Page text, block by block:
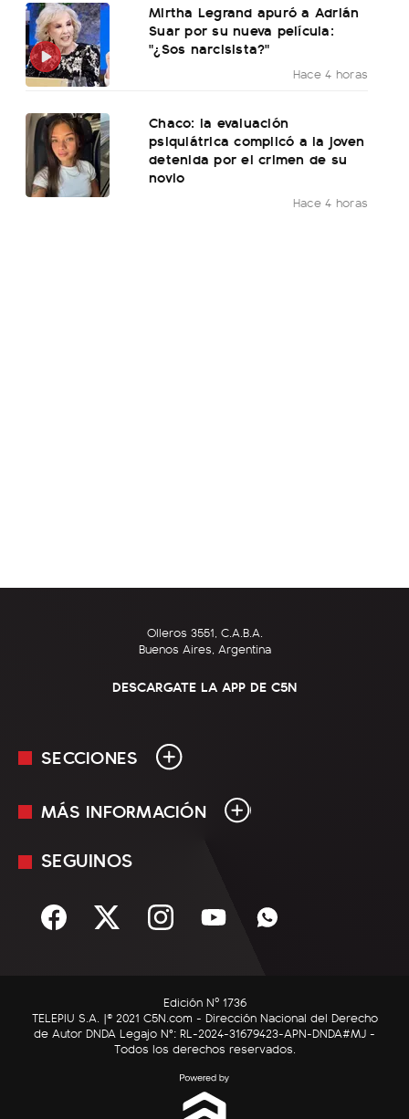
Mirtha Legrand apuró a Adrián
Suar por su nueva película:
"¿Sos narcisista?"
Hace 4 horas
Chaco: la evaluación
psiquiátrica complicó a la joven
detenida por el crimen de su
novio
Hace 4 horas
Olleros 3551, C.A.B.A.
Buenos Aires, Argentina
DESCARGATE LA APP DE C5N
SECCIONES
En Vivo
Sociedad
C5N Autos
RatingCero
MÁS INFORMACIÓN
Mediakit
Términos y condiciones
SEGUINOS
Edición Nº 1736
TELEPIU S.A. |© 2021 C5N.com - Dirección Nacional del Derecho
de Autor DNDA Legajo N°: RL-2024-31679423-APN-DNDA#MJ -
Todos los derechos reservados.